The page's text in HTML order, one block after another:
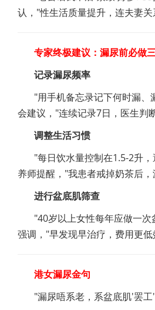
认，"性生活质量提升，连夫妻
专家终极建议：漏尿前必做
记录漏尿频率
"用手机备忘录记下何时漏、
会建议，"连续记录7日，医生判
调整生活习惯
"每日饮水量控制在1.5-2升
养师提醒，"我患者戒掉奶茶后
进行盆底肌筛查
"40岁以上女性每年应做一
强调，"早发现早治疗，费用更
港女漏尿金句
"漏尿唔系老，系盆底肌'罢